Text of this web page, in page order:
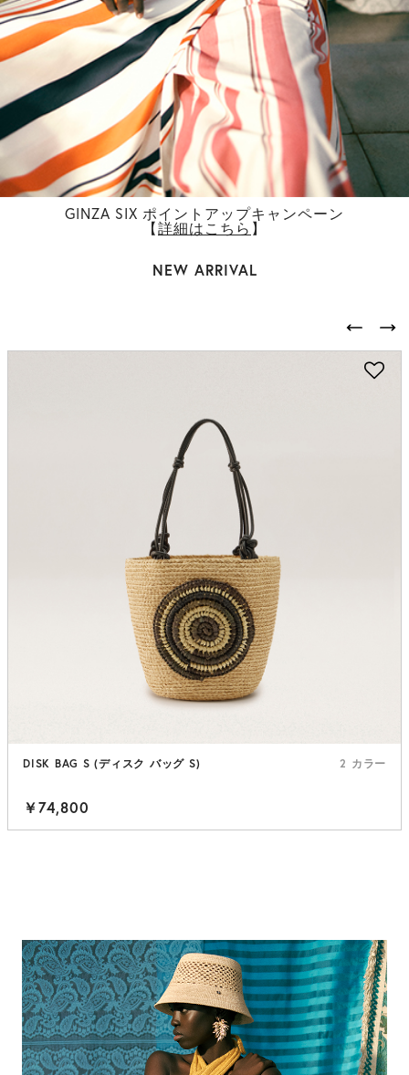
GINZA SIX ポイントアップキャンペーン
【詳細はこちら 】
NEW ARRIVAL
DISK BAG S (ディスク バッグ S) 2 カラー
￥74,800